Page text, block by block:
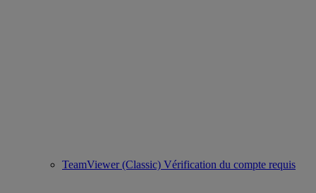
TeamViewer (Classic) Vérification du compte requis